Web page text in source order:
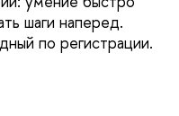
шаги наперед.
по регистрации.